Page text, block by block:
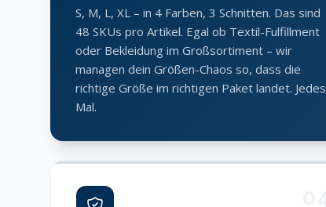
S, M, L, XL – in 4 Farben, 3 Schnitten. Das sind
48 SKUs pro Artikel. Egal ob Textil-Fulfillment
oder Bekleidung im Großsortiment – wir
managen dein Größen-Chaos so, dass die
richtige Größe im richtigen Paket landet. Jedes
Mal.